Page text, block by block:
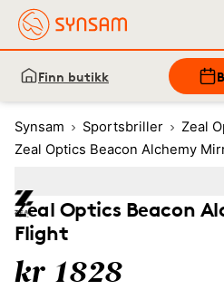
Finn butikk
Synsam Sportsbriller
Zeal
Zeal Optics Beacon Alchemy
Zeal Optics Beacon
Flight
kr 1828